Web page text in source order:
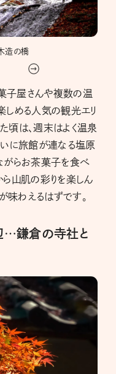
造の橋
子屋さんや複数の温
しめる人気の観光エリ
頃は、週末はよく温泉
いに旅館が連なる塩原
がらお茶菓子を食べ
山肌の彩りを楽しん
味わえるはずです。
鎌倉の寺社と